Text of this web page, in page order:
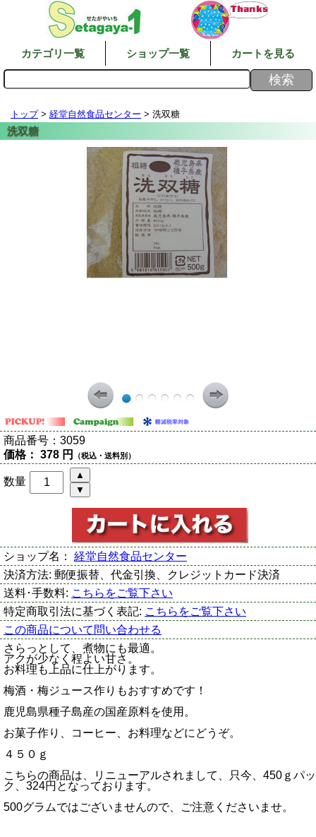
カテゴリ一覧 ショップ一覧 カートを見る
トップ> 経堂自然食品センター > 洗双糖
商品番号： 3059
価格： 378 円 （税込・送料別）
数量
ショップ名： 経堂自然食品センター
決済方法: 郵便振替、代金引換、クレジットカード決済
送料･手数料: こちらをご覧下さい
特定商取引法に基づく表記: こちらをご覧下さい
この商品について問い合わせる
さらっとして、煮物にも最適。
アクが少なく程よい甘さ。
お料理も上品に仕上がります。
梅酒・梅ジュース作りもおすすめです！
鹿児島県種子島産の国産原料を使用。
お菓子作り、コーヒー、お料理などにどうぞ。
４５０ｇ
こちらの商品は、リニューアルされまして、只今、450ｇパッ
ク、324円となっております。
500グラムではございませんので、ご注意くださいませ。